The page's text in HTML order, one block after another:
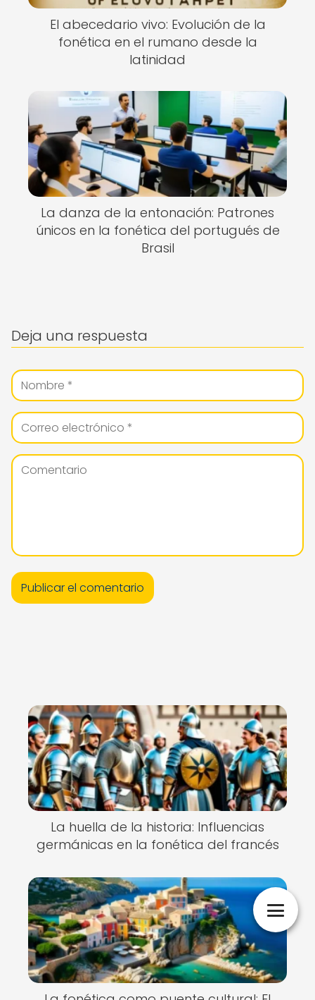
El abecedario vivo: Evolución de la
fonética en el rumano desde la
latinidad
La danza de la entonación: Patrones
únicos en la fonética del portugués de
Brasil
Deja una respuesta
La huella de la historia: Influencias
germánicas en la fonética del francés